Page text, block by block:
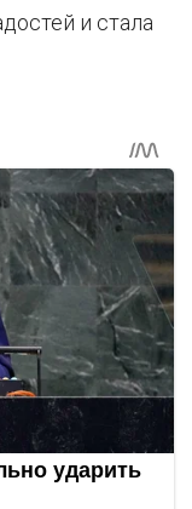
и стала